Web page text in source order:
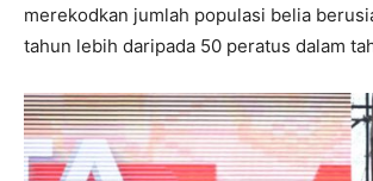
merekodkan jumlah populasi belia
tahun lebih daripada 50 peratus dalam